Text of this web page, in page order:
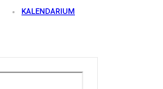
KALENDARIUM